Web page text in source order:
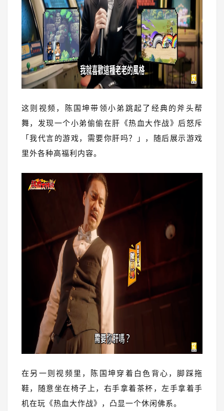
这则视频，陈国坤带领小弟跳起了经典的斧头帮
舞，发现一个小弟偷偷在肝《热血大作战》后怒斥
「我代言的游戏，需要你肝吗？」，随后展示游戏
里外各种高福利内容。
在另一则视频里，陈国坤穿着白色背心，脚踩拖
鞋，随意坐在椅子上，右手拿着茶杯，左手拿着手
机在玩《热血大作战》，凸显一个休闲佛系。